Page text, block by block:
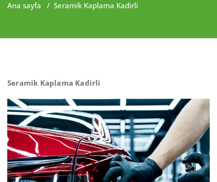
Ana sayfa / Seramik Kaplama Kadirli
Seramik Kaplama Kadirli